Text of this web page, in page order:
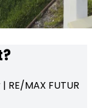
MAX FUTUR